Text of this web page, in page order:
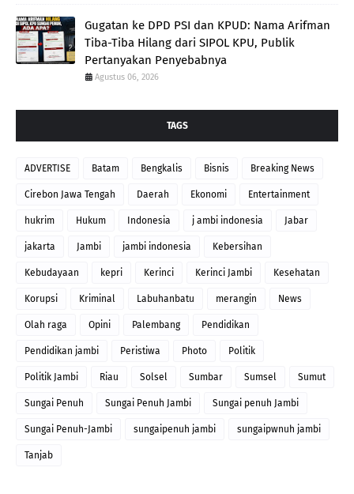
Gugatan ke DPD PSI dan KPUD: Nama Arifman
Tiba-Tiba Hilang dari SIPOL KPU, Publik
Pertanyakan Penyebabnya
Agustus 06, 2026
TAGS
ADVERTISE Batam Bengkalis Bisnis Breaking News
Cirebon Jawa Tengah Daerah Ekonomi Entertainment
hukrim Hukum Indonesia j ambi indonesia Jabar
jakarta Jambi jambi indonesia Kebersihan
Kebudayaan kepri Kerinci Kerinci Jambi Kesehatan
Korupsi Kriminal Labuhanbatu merangin News
Olah raga Opini Palembang Pendidikan
Pendidikan jambi Peristiwa Photo Politik
Politik Jambi Riau Solsel Sumbar Sumsel Sumut
Sungai Penuh Sungai Penuh Jambi Sungai penuh Jambi
Sungai Penuh-Jambi sungaipenuh jambi sungaipwnuh jambi
Tanjab